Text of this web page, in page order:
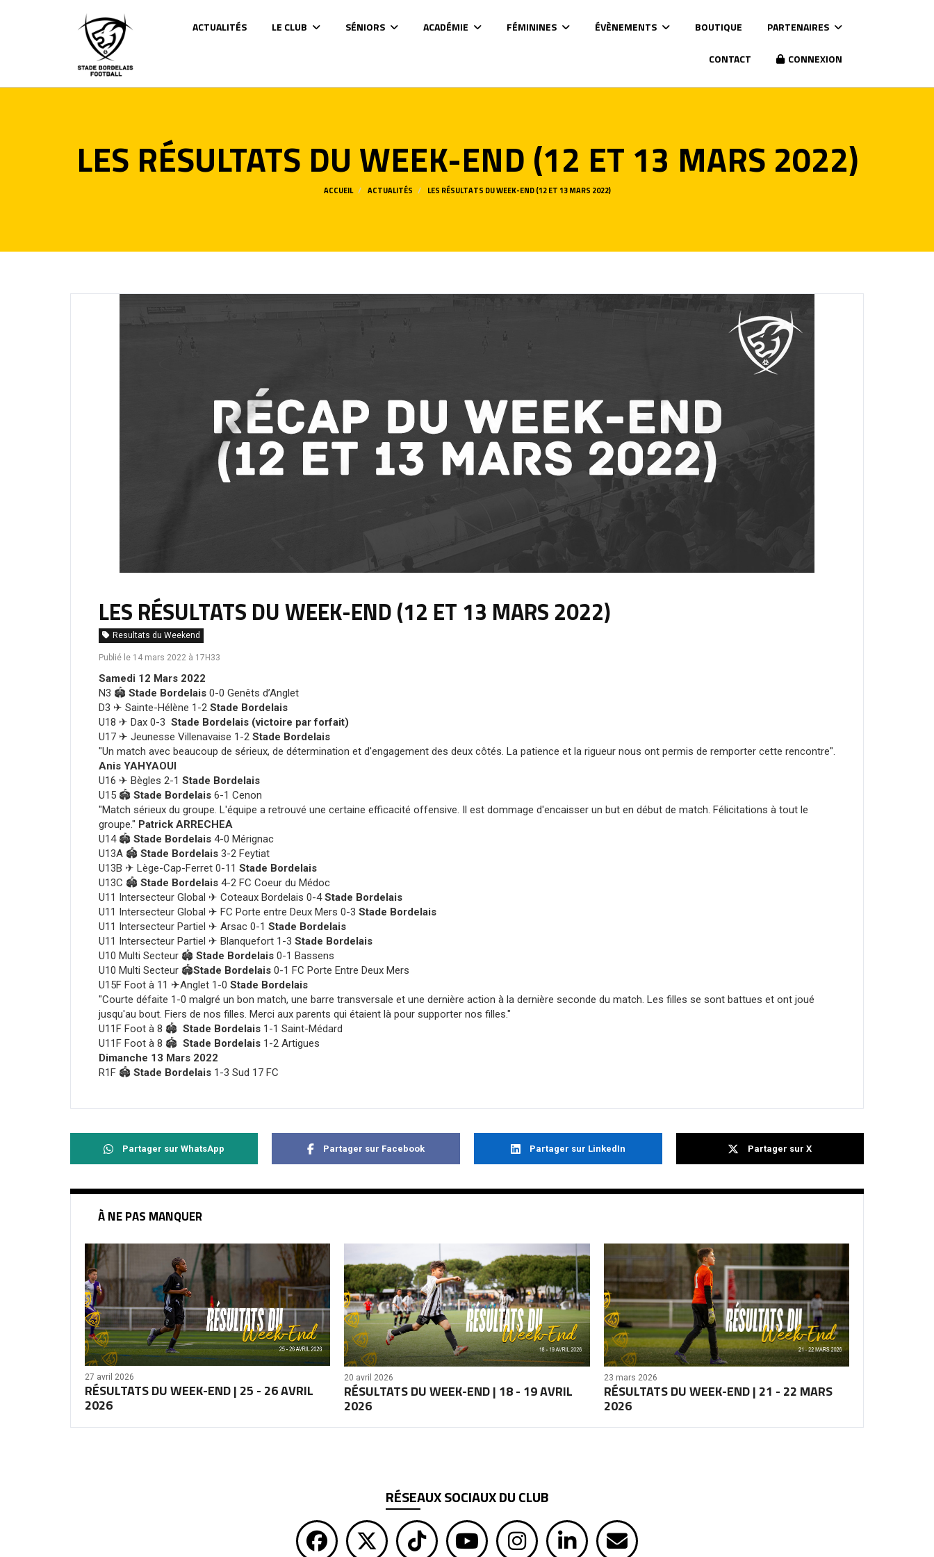
ACTUALITÉS LE CLUB SÉNIORS ACADÉMIE FÉMININES ÉVÈNEMENTS BOUTIQUE PARTENAIRES
CONTACT CONNEXION
LES RÉSULTATS DU WEEK-END (12 ET 13 MARS 2022)
ACCUEIL ACTUALITÉS LES RÉSULTATS DU WEEK-END (12 ET 13 MARS 2022)
LES RÉSULTATS DU WEEK-END (12 ET 13 MARS 2022)
Resultats du Weekend
Publié le 14 mars 2022 à 17H33
Samedi 12 Mars 2022
N3 🏟 Stade Bordelais0-0 Genêts d’Anglet
D3 ✈ Sainte-Hélène 1-2 Stade Bordelais
U18 ✈ Dax 0-3 Stade Bordelais (victoire par forfait)
U17 ✈ Jeunesse Villenavaise 1-2 Stade Bordelais
"Un match avec beaucoup de sérieux, de détermination et d'engagement des deux côtés. La patience et la rigueur nous ont permis de remporter cette rencontre".
Anis YAHYAOUI
U16 ✈ Bègles 2-1 Stade Bordelais
U15 🏟 Stade Bordelais6-1 Cenon
"Match sérieux du groupe. L'équipe a retrouvé une certaine efficacité offensive. Il est dommage d'encaisser un but en début de match. Félicitations à tout le
groupe." Patrick ARRECHEA
U14 🏟 Stade Bordelais4-0 Mérignac
U13A 🏟 Stade Bordelais3-2 Feytiat
U13B ✈ Lège-Cap-Ferret 0-11 Stade Bordelais
U13C 🏟 Stade Bordelais4-2 FC Coeur du Médoc
U11 Intersecteur Global ✈ Coteaux Bordelais 0-4Stade Bordelais
U11 Intersecteur Global ✈ FC Porte entre Deux Mers 0-3 Stade Bordelais
U11 Intersecteur Partiel ✈ Arsac 0-1 Stade Bordelais
U11 Intersecteur Partiel ✈ Blanquefort 1-3 Stade Bordelais
U10 Multi Secteur 🏟 Stade Bordelais0-1 Bassens
U10 Multi Secteur 🏟Stade Bordelais0-1 FC Porte Entre Deux Mers
U15F Foot à 11 ✈Anglet 1-0 Stade Bordelais
"Courte défaite 1-0 malgré un bon match, une barre transversale et une dernière action à la dernière seconde du match. Les filles se sont battues et ont joué
jusqu'au bout. Fiers de nos filles. Merci aux parents qui étaient là pour supporter nos filles."
U11F Foot à 8 🏟 Stade Bordelais1-1 Saint-Médard
U11F Foot à 8 🏟 Stade Bordelais1-2 Artigues
Dimanche 13 Mars 2022
R1F 🏟 Stade Bordelais1-3 Sud 17 FC
Partager sur WhatsApp Partager sur Facebook Partager sur LinkedIn Partager sur X
À NE PAS MANQUER
27 avril 2026
RÉSULTATS DU WEEK-END | 25 - 26 AVRIL
2026
20 avril 2026
RÉSULTATS DU WEEK-END | 18 - 19 AVRIL
2026
23 mars 2026
RÉSULTATS DU WEEK-END | 21 - 22 MARS
2026
RÉSEAUX SOCIAUX DU CLUB